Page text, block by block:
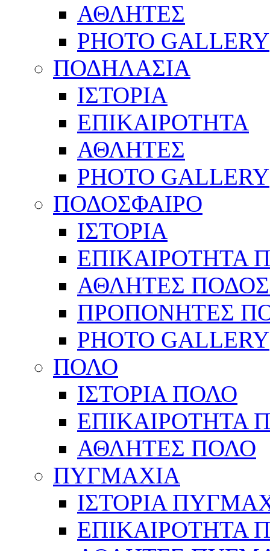
ΑΘΛΗΤΕΣ
PHOTO GALLERY
ΠΟΔΗΛΑΣΙΑ
ΙΣΤΟΡΙΑ
ΕΠΙΚΑΙΡΟΤΗΤΑ
ΑΘΛΗΤΕΣ
PHOTO GALLERY
ΠΟΔΟΣΦΑΙΡΟ
ΙΣΤΟΡΙΑ
ΕΠΙΚΑΙΡΟΤΗΤΑ
ΑΘΛΗΤΕΣ
ΠΡΟΠΟΝΗΤΕΣ
PHOTO GALLERY
ΠΟΛΟ
ΙΣΤΟΡΙΑ ΠΟΛΟ
ΕΠΙΚΑΙΡΟΤΗΤΑ
ΑΘΛΗΤΕΣ ΠΟΛΟ
ΠΥΓΜΑΧΙΑ
ΙΣΤΟΡΙΑ
ΕΠΙΚΑΙΡΟΤΗΤΑ